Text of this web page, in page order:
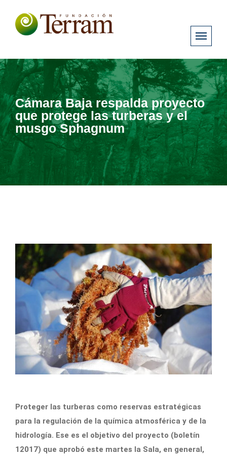
Cámara Baja respalda proyecto
que protege las turberas y el
musgo Sphagnum
Proteger las turberas como reservas estratégicas
para la regulación de la química atmosférica y de la
hidrología. Ese es el objetivo del proyecto (boletín
12017) que aprobó este martes la Sala, en general,